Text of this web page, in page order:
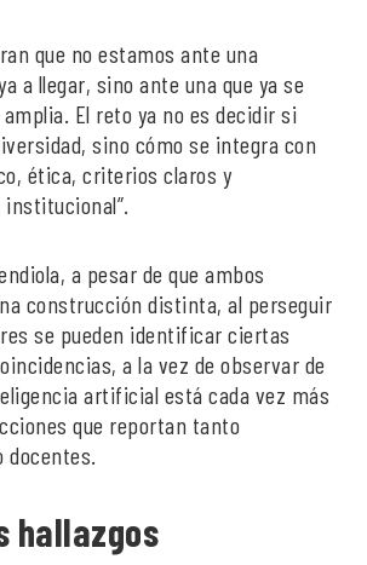
que no estamos ante una
a llegar, sino ante una que ya se
El reto ya no es decidir si
sino cómo se integra con
ética, criterios claros y
a pesar de que ambos
construcción distinta, al perseguir
se pueden identificar ciertas
a la vez de observar de
artificial está cada vez más
que reportan tanto
docentes.
hallazgos